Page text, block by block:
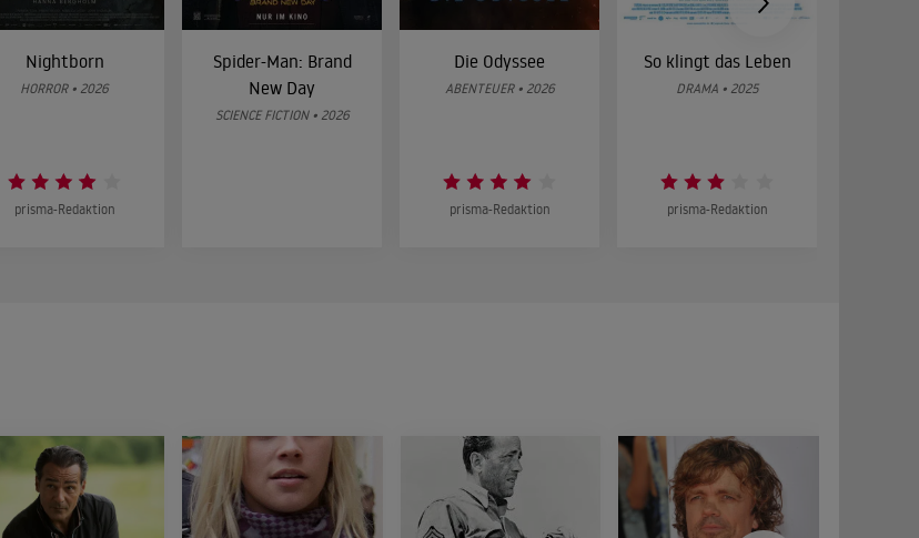
Nightborn
HORROR • 2026
prisma-Redaktion
Spider-Man: Brand
New Day
SCIENCE FICTION • 2026
Die Odyssee
ABENTEUER • 2026
prisma-Redaktion
So klingt das Leben
DRAMA • 2025
prisma-Redaktion